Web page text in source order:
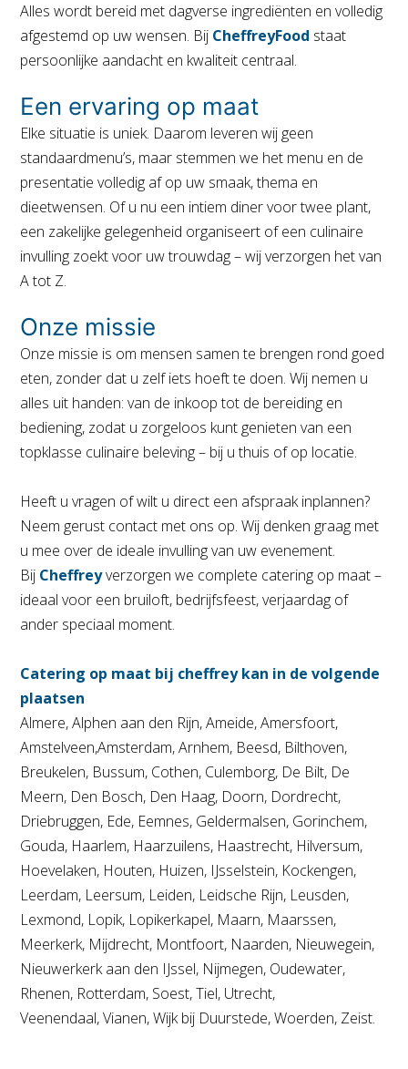
Alles wordt bereid met dagverse ingrediënten en volledig
afgestemd op uw wensen. Bij CheffreyFood staat
persoonlijke aandacht en kwaliteit centraal.
Een ervaring op maat
Elke situatie is uniek. Daarom leveren wij geen
standaardmenu’s, maar stemmen we het menu en de
presentatie volledig af op uw smaak, thema en
dieetwensen. Of u nu een intiem diner voor twee plant,
een zakelijke gelegenheid organiseert of een culinaire
invulling zoekt voor uw trouwdag – wij verzorgen het van
A tot Z.
Onze missie
Onze missie is om mensen samen te brengen rond goed
eten, zonder dat u zelf iets hoeft te doen. Wij nemen u
alles uit handen: van de inkoop tot de bereiding en
bediening, zodat u zorgeloos kunt genieten van een
topklasse culinaire beleving – bij u thuis of op locatie.
Heeft u vragen of wilt u direct een afspraak inplannen?
Neem gerust contact met ons op. Wij denken graag met
u mee over de ideale invulling van uw evenement.
Bij Cheffreyverzorgen we complete catering op maat –
ideaal voor een bruiloft, bedrijfsfeest, verjaardag of
ander speciaal moment.
Catering op maat bij cheffrey kan in de volgende
plaatsen
Almere, Alphen aan den Rijn, Ameide, Amersfoort,
Amstelveen,Amsterdam, Arnhem, Beesd, Bilthoven,
Breukelen, Bussum, Cothen, Culemborg, De Bilt, De
Meern, Den Bosch, Den Haag, Doorn, Dordrecht,
Driebruggen, Ede, Eemnes, Geldermalsen, Gorinchem,
Gouda, Haarlem, Haarzuilens, Haastrecht, Hilversum,
Hoevelaken, Houten, Huizen, IJsselstein, Kockengen,
Leerdam, Leersum, Leiden, Leidsche Rijn, Leusden,
Lexmond, Lopik, Lopikerkapel, Maarn, Maarssen,
Meerkerk, Mijdrecht, Montfoort, Naarden, Nieuwegein,
Nieuwerkerk aan den IJssel, Nijmegen, Oudewater,
Rhenen, Rotterdam, Soest, Tiel, Utrecht,
Veenendaal, Vianen, Wijk bij Duurstede, Woerden, Zeist.